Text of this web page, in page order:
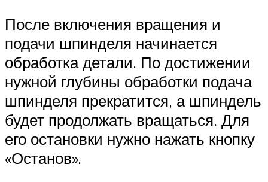
После включения вращения и
подачи шпинделя начинается
обработка детали. По достижении
нужной глубины обработки подача
шпинделя прекратится, а шпиндель
будет продолжать вращаться. Для
его остановки нужно нажать кнопку
«Останов».